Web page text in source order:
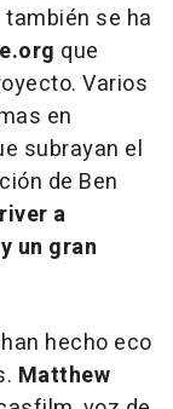
se ha
que
Varios
en
subrayan el
de Ben
a
un gran
hecho eco
Matthew